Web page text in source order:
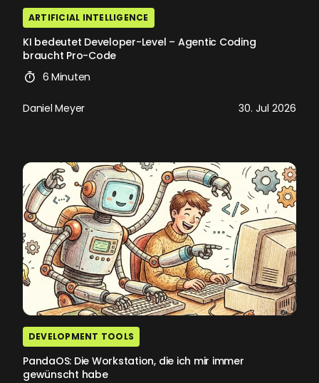
ARTIFICIAL INTELLIGENCE
KI bedeutet Developer-Level – Agentic Coding
braucht Pro-Code
6 Minuten
Daniel Meyer 30. Jul 2026
DEVELOPMENT TOOLS
PandaOS: Die Workstation, die ich mir immer
gewünscht habe